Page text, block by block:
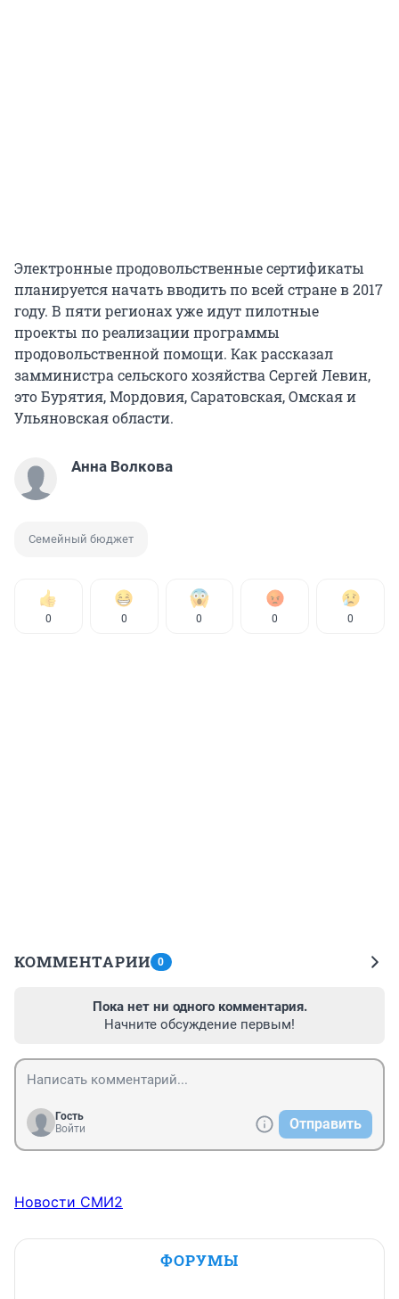
Электронные продовольственные сертификаты
планируется начать вводить по всей стране в 2017
году. В пяти регионах уже идут пилотные
проекты по реализации программы
продовольственной помощи. Как рассказал
замминистра сельского хозяйства Сергей Левин,
это Бурятия, Мордовия, Саратовская, Омская и
Ульяновская области.
Анна Волкова
Семейный бюджет
0 0 0 0 0
КОММЕНТАРИИ 0
Пока нет ни одного комментария.
Начните обсуждение первым!
Гость
Войти
Отправить
Новости СМИ2
ФОРУМЫ